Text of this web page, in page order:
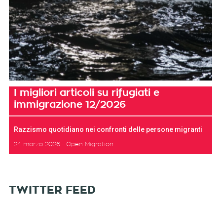
I migliori articoli su rifugiati e
immigrazione 12/2026
Razzismo quotidiano nei confronti delle persone migranti
24 marzo 2026 Open Migration
TWITTER FEED